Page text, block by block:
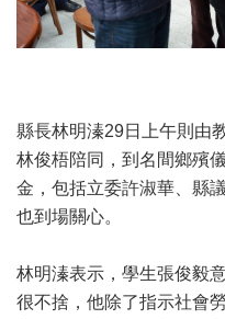
縣長林明溱29日上午則由
林俊梧陪同，到名間鄉殯
金，包括立委許淑華、縣
也到場關心。
林明溱表示，學生張俊毅
很不捨，他除了指示社會